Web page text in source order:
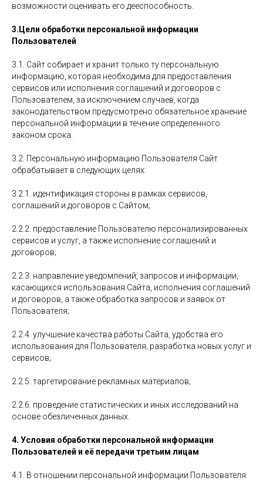
возможности оценивать его дееспособность.
3.Цели обработки персональной информации
Пользователей
3.1. Сайт собирает и хранит только ту персональную
информацию, которая необходима для предоставления
сервисов или исполнения соглашений и договоров с
Пользователем, за исключением случаев, когда
законодательством предусмотрено обязательное хранение
персональной информации в течение определенного
законом срока.
3.2. Персональную информацию Пользователя Сайт
обрабатывает в следующих целях:
3.2.1. идентификация стороны в рамках сервисов,
соглашений и договоров с Сайтом;
2.2.2. предоставление Пользователю персонализированных
сервисов и услуг, а также исполнение соглашений и
договоров;
2.2.3. направление уведомлений, запросов и информации,
касающихся использования Сайта, исполнения соглашений
и договоров, а также обработка запросов и заявок от
Пользователя;
2.2.4. улучшение качества работы Сайта, удобства его
использования для Пользователя, разработка новых услуг и
сервисов;
2.2.5. таргетирование рекламных материалов;
2.2.6. проведение статистических и иных исследований на
основе обезличенных данных.
4. Условия обработки персональной информации
Пользователей и её передачи третьим лицам
4.1. В отношении персональной информации Пользователя